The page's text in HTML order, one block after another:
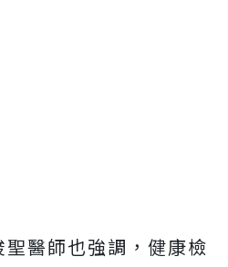
醫師也強調，健康檢